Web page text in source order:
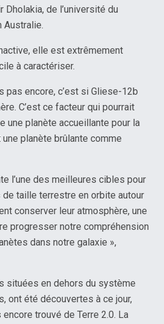
Dholakia, de l’université du
Australie.
elle est extrêmement
à caractériser.
pas encore, c’est si Gliese-12b
C’est ce facteur qui pourrait
une planète accueillante pour la
planète brûlante comme
l’une des meilleures cibles pour
taille terrestre en orbite autour
conserver leur atmosphère, une
progresser notre compréhension
dans notre galaxie »,
situées en dehors du système
ont été découvertes à ce jour,
encore trouvé de Terre 2.0. La